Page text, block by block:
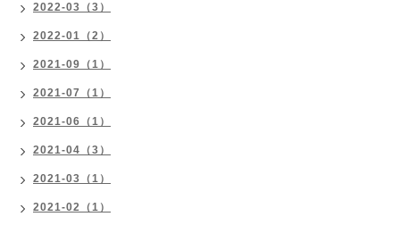
2022-03（3）
2022-01（2）
2021-09（1）
2021-07（1）
2021-06（1）
2021-04（3）
2021-03（1）
2021-02（1）